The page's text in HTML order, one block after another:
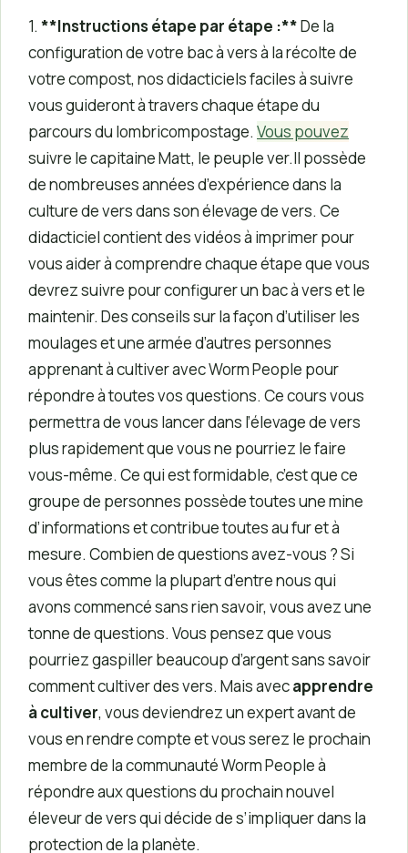
1. **Instructions étape par étape :**De la
configuration de votre bac à vers à la récolte de
votre compost, nos didacticiels faciles à suivre
vous guideront à travers chaque étape du
parcours du lombricompostage. Vous pouvez
suivre le capitaine Matt, le peuple ver.Il possède
de nombreuses années d’expérience dans la
culture de vers dans son élevage de vers. Ce
didacticiel contient des vidéos à imprimer pour
vous aider à comprendre chaque étape que vous
devrez suivre pour configurer un bac à vers et le
maintenir. Des conseils sur la façon d’utiliser les
moulages et une armée d’autres personnes
apprenant à cultiver avec Worm People pour
répondre à toutes vos questions. Ce cours vous
permettra de vous lancer dans l’élevage de vers
plus rapidement que vous ne pourriez le faire
vous-même. Ce qui est formidable, c’est que ce
groupe de personnes possède toutes une mine
d’informations et contribue toutes au fur et à
mesure. Combien de questions avez-vous ? Si
vous êtes comme la plupart d’entre nous qui
avons commencé sans rien savoir, vous avez une
tonne de questions. Vous pensez que vous
pourriez gaspiller beaucoup d’argent sans savoir
comment cultiver des vers. Mais avecapprendre
à cultiver, vous deviendrez un expert avant de
vous en rendre compte et vous serez le prochain
membre de la communauté Worm People à
répondre aux questions du prochain nouvel
éleveur de vers qui décide de s’impliquer dans la
protection de la planète.